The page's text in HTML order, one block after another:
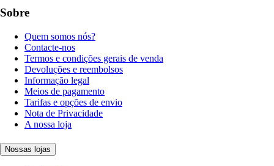
Sobre
Quem somos nós?
Contacte-nos
Termos e condições gerais de venda
Devoluções e reembolsos
Informação legal
Meios de pagamento
Tarifas e opções de envio
Nota de Privacidade
A nossa loja
Nossas lojas